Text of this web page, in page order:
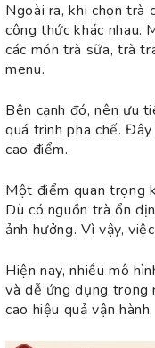
Ngoài ra, khi chọn trà
công thức khác nhau.
các món trà sữa, trà
menu.
Bên cạnh đó, nên ưu
quá trình pha chế.
cao điểm.
Một điểm quan trọng
Dù có nguồn trà ổn
ảnh hưởng. Vì vậy,
Hiện nay, nhiều mô
và dễ ứng dụng trong
cao hiệu quả vận hành.